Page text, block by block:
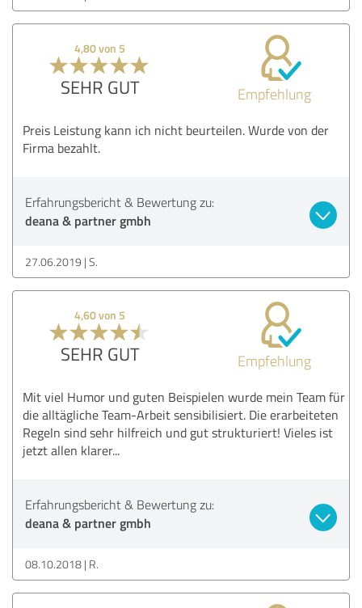
4,80 von 5
SEHR GUT Empfehlung
Preis Leistung kann ich nicht beurteilen. Wurde von der
Firma bezahlt.
Erfahrungsbericht & Bewertung zu:
deana & partner gmbh
27.06.2019 S.
4,60 von 5
SEHR GUT Empfehlung
Mit viel Humor und guten Beispielen wurde mein Team für
die alltägliche Team-Arbeit sensibilisiert. Die erarbeiteten
Regeln sind sehr hilfreich und gut strukturiert! Vieles ist
jetzt allen klarer...
Erfahrungsbericht & Bewertung zu:
deana & partner gmbh
08.10.2018 R.